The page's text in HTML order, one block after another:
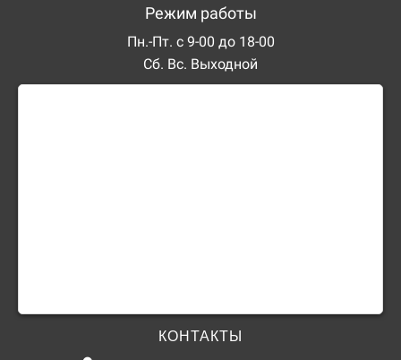
Режим работы
Пн.-Пт. с 9-00 до 18-00
Сб. Вс. Выходной
КОНТАКТЫ